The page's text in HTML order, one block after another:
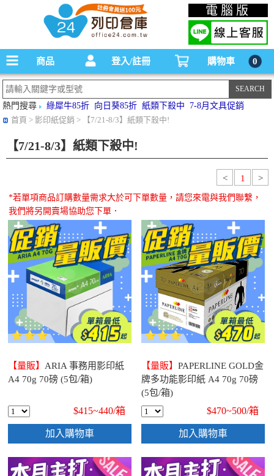
碳粉匣，墨水匣,原廠碳粉匣，副廠碳粉匣，環保碳粉匣,連續供墨印表機-office24列印
倉庫線上購物手機版
電腦版
商品 登入/註冊 購物車 0
熱門搜尋 綠犀牛85折 向日葵85折 紙類下殺中
7-8月文具促銷
首頁 > 影印紙促銷 > 【7/21-8/3】紙類下殺中!
【7/21-8/3】紙類下殺中!
< 1 >
*若單項商品訂購數量需求大於可下單數量，請您來電與我們聯繫，
我們將另開賣場協助您下單．
【量販】ARIA 事務用影印紙
A4 70g 70磅 (5包/箱)
$415~440/箱
加入購物車
【量販】PAPERLINE GOLD金
牌多功能影印紙 A4 70g 70磅
(5包/箱)
$470~500/箱
加入購物車